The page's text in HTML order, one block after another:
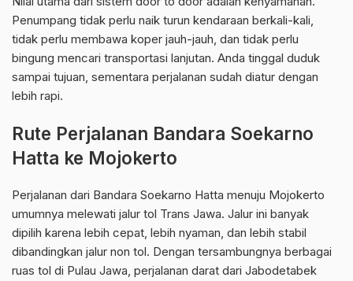
Penumpang tidak perlu naik turun kendaraan berkali-kali,
tidak perlu membawa koper jauh-jauh, dan tidak perlu
bingung mencari transportasi lanjutan. Anda tinggal duduk
sampai tujuan, sementara perjalanan sudah diatur dengan
lebih rapi.
Rute Perjalanan Bandara Soekarno
Hatta ke Mojokerto
Perjalanan dari Bandara Soekarno Hatta menuju Mojokerto
umumnya melewati jalur tol Trans Jawa. Jalur ini banyak
dipilih karena lebih cepat, lebih nyaman, dan lebih stabil
dibandingkan jalur non tol. Dengan tersambungnya berbagai
ruas tol di Pulau Jawa, perjalanan darat dari Jabodetabek